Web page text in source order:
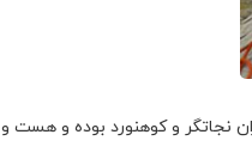
نجاتگر و کوهنورد بوده و هست و